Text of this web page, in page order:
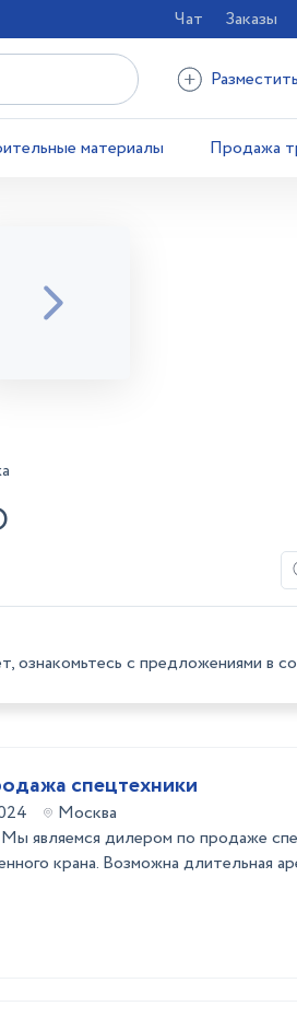
Чат Заказы
материалы Продажа
ознакомьтесь с предложениями в
спецтехники
Москва
являемся дилером по продаже
крана. Возможна длительная